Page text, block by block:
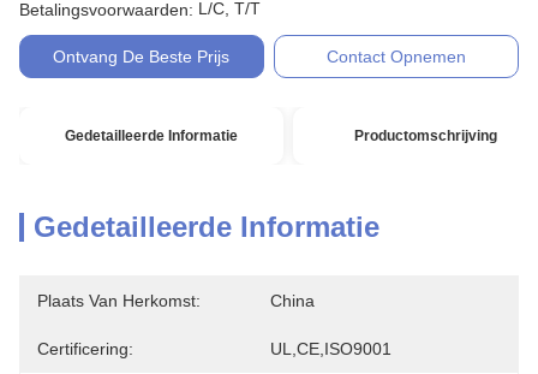
Betalingsvoorwaarden: L/C, T/T
Ontvang De Beste Prijs Contact Opnemen
Gedetailleerde Informatie Productomschrijving
Gedetailleerde Informatie
Plaats Van Herkomst: China
Certificering: UL,CE,ISO9001